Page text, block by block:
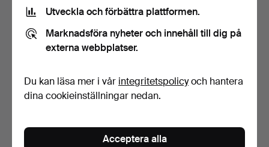
2 bud
1 bud
Utveckla och förbättra plattformen.
Marknadsföra nyheter och innehåll till dig på
externa webbplatser.
Du kan läsa mer i vår integritetspolicyoch hantera
dina cookieinställningar nedan.
Acceptera alla